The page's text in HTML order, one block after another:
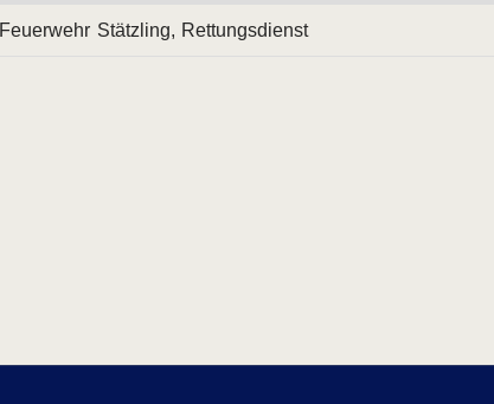
Feuerwehr Stätzling, Rettungsdienst